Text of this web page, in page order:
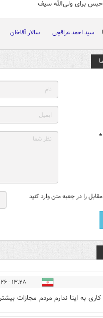
سید احمد عراقچی سالار آقاخان
را در جعبه متن وارد کنید
۱۳:۲۸ - ۱۴۰۰/۰۷/۲۶
به اینا ندارم مردم مجازات